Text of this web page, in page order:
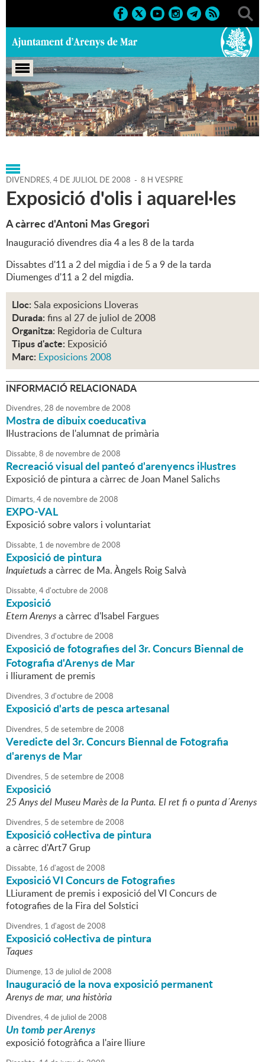
Portada > Agenda > 04-07-
2008 > Marcs > Culturals > 2008 > Exposicions 2008
DIVENDRES,4 DE JULIOL DE 2008 - 8 H VESPRE
Exposició d'olis i aquarel·les
A càrrec d'Antoni Mas Gregori
Inauguració divendres dia 4 a les 8 de la tarda
Dissabtes d'11 a 2 del migdia i de 5 a 9 de la tarda
Diumenges d'11 a 2 del migdia.
Lloc: Sala exposicions Lloveras
Durada: fins al 27 de juliol de 2008
Organitza: Regidoria de Cultura
Tipus d'acte: Exposició
Marc: Exposicions 2008
INFORMACIÓ RELACIONADA
Divendres,28 de novembrede2008
Mostra de dibuix coeducativa
Il·lustracions de l'alumnat de primària
Dissabte,8 de novembrede2008
Recreació visual del panteó d'arenyencs il·lustres
Exposició de pintura a càrrec de Joan Manel Salichs
Dimarts,4de novembrede2008
EXPO-VAL
Exposició sobre valors i voluntariat
Dissabte, 1 de novembrede2008
Exposició de pintura
Inquietudsa càrrec de Ma. Àngels Roig Salvà
Dissabte,4d'octubrede2008
Exposició
Etern Arenysa càrrec d'Isabel Fargues
Divendres,3 d'octubrede2008
Exposició de fotografies del 3r. Concurs Biennal de
Fotografia d'Arenys de Mar
i lliurament de premis
Divendres,3 d'octubrede2008
Exposició d'arts de pesca artesanal
Divendres, 5 desetembrede2008
Veredicte del 3r. Concurs Biennal de Fotografia
d'arenys de Mar
Divendres, 5 desetembrede2008
Exposició
25 Anys del Museu Marès de la Punta. El ret fi o punta d´Arenys
Divendres, 5 desetembrede2008
Exposició col·lectiva de pintura
a càrrec d'Art7 Grup
Dissabte, 16 d'agostde2008
Exposició VI Concurs de Fotografies
LLiurament de premis i exposició del VI Concurs de
fotografies de la Fira del Solstici
Divendres, 1 d'agostde2008
Exposició col·lectiva de pintura
Taques
Diumenge, 13 de juliol de2008
Inauguració de la nova exposició permanent
Arenys de mar, una història
Divendres,4de juliol de2008
Un tomb per Arenys
exposició fotogràfica a l'aire lliure